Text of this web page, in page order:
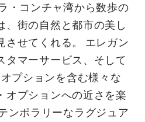
・コンチャ湾から数歩の
、街の自然と都市の美し
させてくれる。 エレガン
タマーサービス、そして
プションを含む様々な
オプションへの近さを楽
ンポラリーなラグジュア